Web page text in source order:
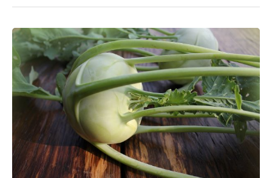
hatnak
a
bélrendszerre
és
az